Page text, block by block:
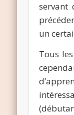
servant
un
Tous